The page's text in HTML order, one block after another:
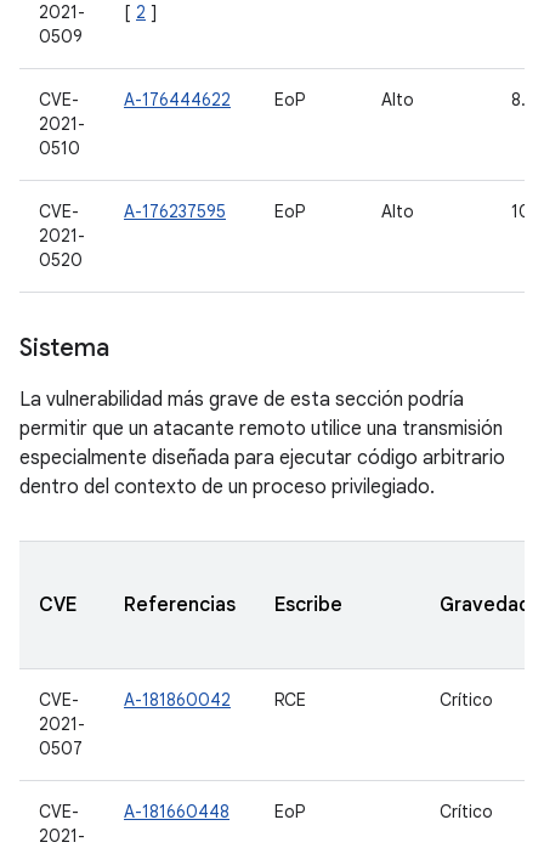
2021-
0509
[ 2 ]
CVE-
2021-
0510
A-176444622 EoP Alto 8.1,
CVE-
2021-
0520
A-176237595 EoP Alto 10,
Sistema
La vulnerabilidad más grave de esta sección podría
permitir que un atacante remoto utilice una transmisión
especialmente diseñada para ejecutar código arbitrario
dentro del contexto de un proceso privilegiado.
CVE Referencias Escribe Gravedad
CVE-
2021-
0507
A-181860042 RCE Crítico
CVE-
2021-
A-181660448 EoP Crítico